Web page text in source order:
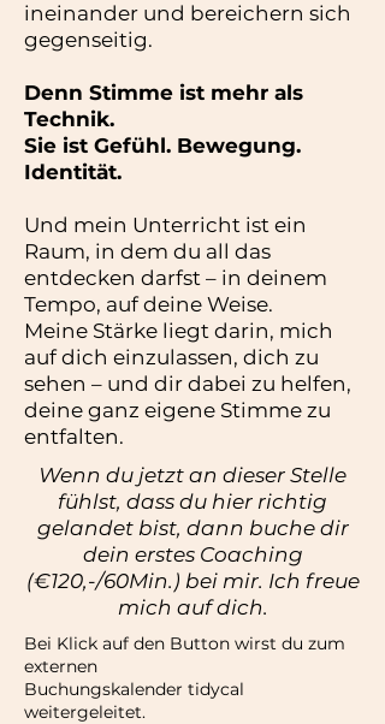
ineinander und bereichern sich
gegenseitig.
Denn Stimme ist mehr als
Technik.
Sie ist Gefühl. Bewegung.
Identität.
Und mein Unterricht ist ein
Raum, in dem du all das
entdecken darfst – in deinem
Tempo, auf deine Weise.
Meine Stärke liegt darin, mich
auf dich einzulassen, dich zu
sehen – und dir dabei zu helfen,
deine ganz eigene Stimme zu
entfalten.​​
Wenn du jetzt an dieser Stelle
fühlst, dass du hier richtig
gelandet bist, dann buche dir
dein erstes Coaching
(€120,-/60Min.) bei mir. Ich freue
mich auf dich.
Bei Klick auf den Button wirst du zum
externen
Buchungskalender tidycal
weitergeleitet.